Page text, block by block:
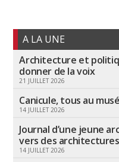
A LA UNE
Architecture et
donner de la voix
21 JUILLET 2026
Canicule, tous au
14 JUILLET 2026
Journal d’une jeune
vers des
14 JUILLET 2026